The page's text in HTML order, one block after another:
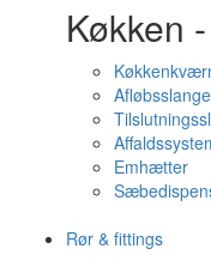
Køkken
Emhætter
Rør & fittings